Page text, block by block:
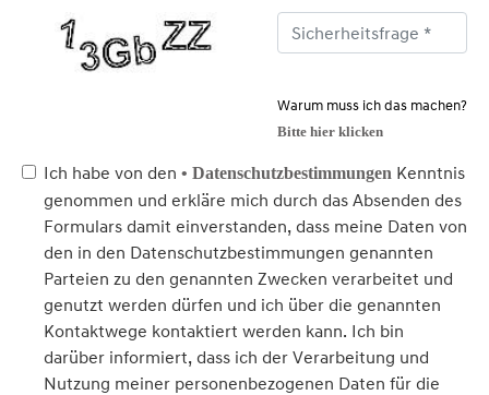
Warum muss ich das machen?
Bitte hier klicken
Ich habe von den • Datenschutzbestimmungen Kenntnis
genommen und erkläre mich durch das Absenden des
Formulars damit einverstanden, dass meine Daten von
den in den Datenschutzbestimmungen genannten
Parteien zu den genannten Zwecken verarbeitet und
genutzt werden dürfen und ich über die genannten
Kontaktwege kontaktiert werden kann. Ich bin
darüber informiert, dass ich der Verarbeitung und
Nutzung meiner personenbezogenen Daten für die